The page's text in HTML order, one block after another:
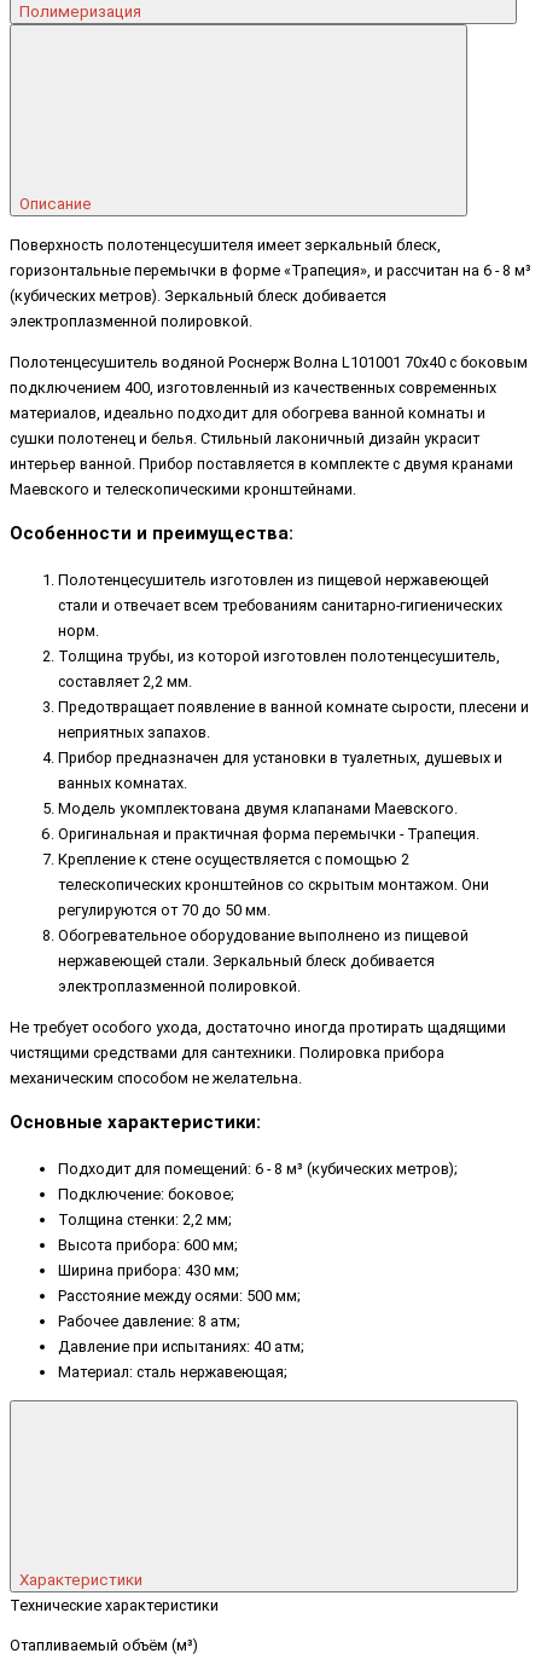
Полимеризация
Описание
Поверхность полотенцесушителя имеет зеркальный блеск,
горизонтальные перемычки в форме «Трапеция», и рассчитан на 6 - 8 м³
(кубических метров). Зеркальный блеск добивается
электроплазменной полировкой.
Полотенцесушитель водяной Роснерж Волна L101001 70x40 с боковым
подключением 400, изготовленный из качественных современных
материалов, идеально подходит для обогрева ванной комнаты и
сушки полотенец и белья. Стильный лаконичный дизайн украсит
интерьер ванной. Прибор поставляется в комплекте с двумя кранами
Маевского и телескопическими кронштейнами.
Особенности и преимущества:
Полотенцесушитель изготовлен из пищевой нержавеющей
стали и отвечает всем требованиям санитарно-гигиенических
норм.
Толщина трубы, из которой изготовлен полотенцесушитель,
составляет 2,2 мм.
Предотвращает появление в ванной комнате сырости, плесени и
неприятных запахов.
Прибор предназначен для установки в туалетных, душевых и
ванных комнатах.
Модель укомплектована двумя клапанами Маевского.
Оригинальная и практичная форма перемычки - Трапеция.
Крепление к стене осуществляется с помощью 2
телескопических кронштейнов со скрытым монтажом. Они
регулируются от 70 до 50 мм.
Обогревательное оборудование выполнено из пищевой
нержавеющей стали. Зеркальный блеск добивается
электроплазменной полировкой.
Не требует особого ухода, достаточно иногда протирать щадящими
чистящими средствами для сантехники. Полировка прибора
механическим способом не желательна.
Основные характеристики:
Подходит для помещений: 6 - 8 м³ (кубических метров);
Подключение: боковое;
Толщина стенки: 2,2 мм;
Высота прибора: 600 мм;
Ширина прибора: 430 мм;
Расстояние между осями: 500 мм;
Рабочее давление: 8 атм;
Давление при испытаниях: 40 атм;
Материал: сталь нержавеющая;
Характеристики
Технические характеристики
Отапливаемый объём (м³)